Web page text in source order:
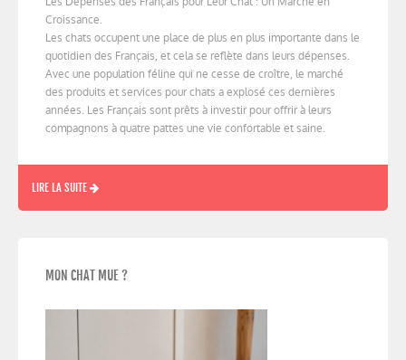
Croissance.
Les chats occupent une place de plus en plus importante dans le
quotidien des Français, et cela se reflète dans leurs dépenses.
Avec une population féline qui ne cesse de croître, le marché
des produits et services pour chats a explosé ces dernières
années. Les Français sont prêts à investir pour offrir à leurs
compagnons à quatre pattes une vie confortable et saine.
LIRE LA SUITE
MON CHAT MUE ?